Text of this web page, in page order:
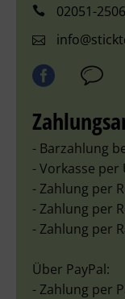
02051-
- Barzahlung
- Vorkasse
- Zahlung per
- Zahlung per
- Zahlung per
Über PayPal:
- Zahlung per